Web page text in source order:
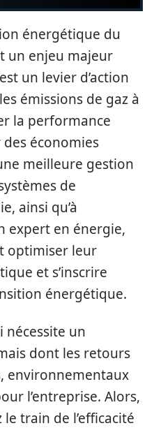
énergétique du
un enjeu majeur
un levier d’action
émissions de gaz à
la performance
économies
meilleure gestion
de
ainsi qu’à
expert en énergie,
optimiser leur
et s’inscrire
énergétique.
nécessite un
dont les retours
environnementaux
l’entreprise. Alors,
train de l’efficacité